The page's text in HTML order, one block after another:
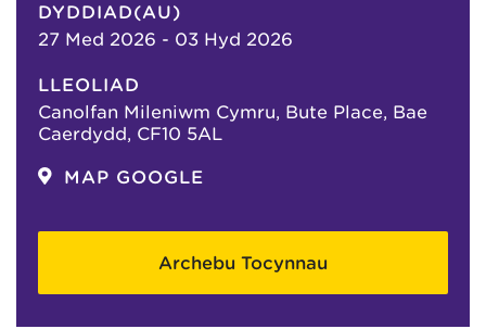
DYDDIAD(AU)
27 Med 2026 - 03 Hyd 2026
LLEOLIAD
Canolfan Mileniwm Cymru, Bute Place, Bae
Caerdydd, CF10 5AL
MAP GOOGLE
Archebu Tocynnau